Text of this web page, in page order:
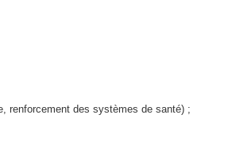
renforcement des systèmes de santé) ;